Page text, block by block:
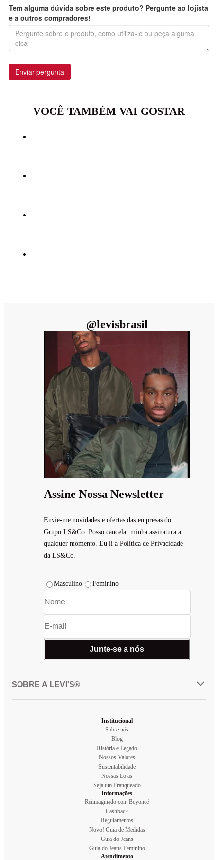
Tem alguma dúvida sobre este produto? Pergunte ao lojista
e a outros compradores!
Enviar pergunta
VOCÊ TAMBÉM VAI GOSTAR
@levisbrasil
Assine Nossa Newsletter
Envie-me novidades e ofertas das empresas do
Grupo LS&Co. Posso cancelar minha assinatura a
qualquer momento. Eu li a Política de Privacidade
da LS&Co.
Masculino Feminino
Junte-se a nós
SOBRE A LEVI'S®
Institucional
Sobre nós
Blog
História e Legado
Nossos Valores
Sustentabilidade
Nossas Lojas
Seja um Franqueado
Informações
Reiimaginado com Beyoncé
Cashback
Regulamentos
Novo! Guia de Medidas
Guia do Jeans
Guia do Jeans Feminino
Atendimento